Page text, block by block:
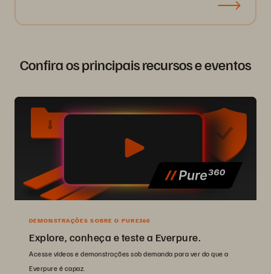
Confira os principais recursos e eventos
DEMONSTRAÇÕES SOBRE O PURE360
Explore, conheça e teste a Everpure.
Acesse vídeos e demonstrações sob demanda para ver do que a
Everpure é capaz.